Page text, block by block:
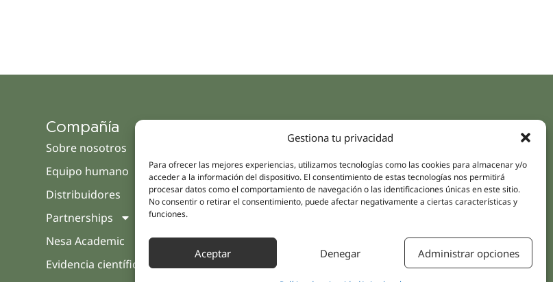
Gestiona tu privacidad
Para ofrecer las mejores experiencias, utilizamos tecnologías como las cookies para almacenar y/o
acceder a la información del dispositivo. El consentimiento de estas tecnologías nos permitirá
procesar datos como el comportamiento de navegación o las identificaciones únicas en este sitio.
No consentir o retirar el consentimiento, puede afectar negativamente a ciertas características y
funciones.
Aceptar Denegar Administrar opciones
Compañía
Sobre nosotros
Equipo humano
Distribuidores
Partnerships
Nesa Academic
Evidencia científica
Tienda online
Clínicas
Opiniones
Contáctanos
LinkedIn
Youtube
Facebook